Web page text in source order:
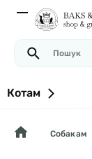
Котам
Собакам